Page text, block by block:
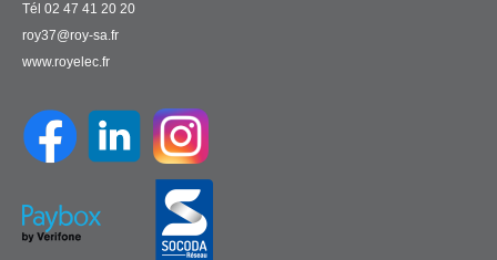
Tél 02 47 41 20 20
roy37@roy-sa.fr
www.royelec.fr